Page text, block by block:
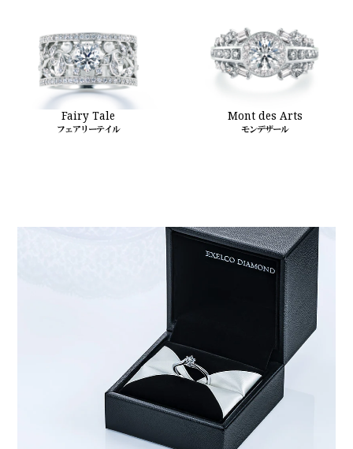
Fairy Tale
フェアリーテイル
Mont des Arts
モンデザール